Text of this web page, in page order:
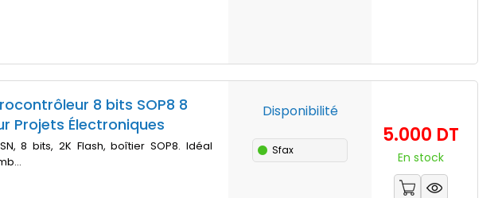
8 bits SOP8 8
Projets Électroniques
8 bits, 2K Flash, boîtier SOP8. Idéal
Disponibilité
Sfax
5.000 DTPrix
En stock